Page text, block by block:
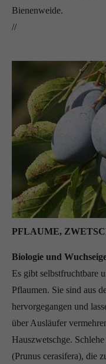
Bienenweide.
//
PFLAUME,
Biologie und
Es gibt selbstfruchtbare
Pflaumen. Sie sind aus
hervorgegangen und
über Ausläufer
Hauszwetschge.
(Prunus cerasifera), die